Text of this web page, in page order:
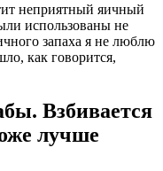
неприятный яичный
использованы не
запаха я не люблю
как говорится,
Взбивается
лучше